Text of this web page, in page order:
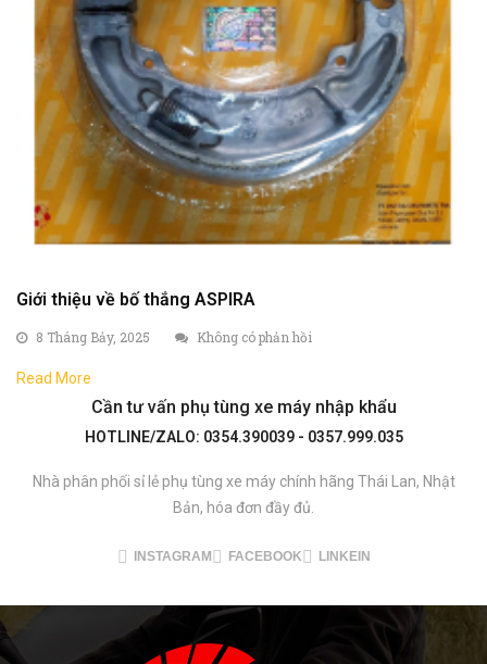
Giới thiệu về bố thắng ASPIRA
8 Tháng Bảy, 2025 Không có phản hồi
Read More
Cần tư vấn phụ tùng xe máy nhập khẩu
HOTLINE/ZALO: 0354.390039 - 0357.999.035
Nhà phân phối sỉ lẻ phụ tùng xe máy chính hãng Thái Lan, Nhật
Bản, hóa đơn đầy đủ.
INSTAGRAM FACEBOOK LINKEIN